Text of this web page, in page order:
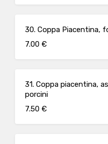
30. Coppa Piacentina,
7.00 €
31. Coppa piacentina,
porcini
7.50 €